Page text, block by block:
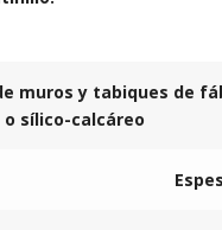
muros y tabiques de
o sílico-calcáreo